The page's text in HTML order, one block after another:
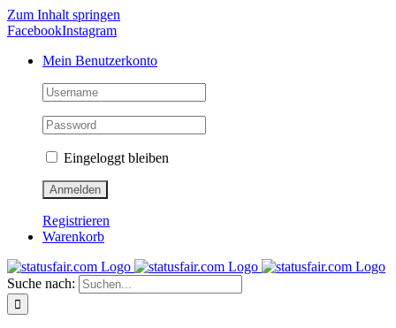
Zum Inhalt springen
FacebookInstagram
Mein Benutzerkonto
Eingeloggt bleiben
Registrieren
Warenkorb
Suche nach: